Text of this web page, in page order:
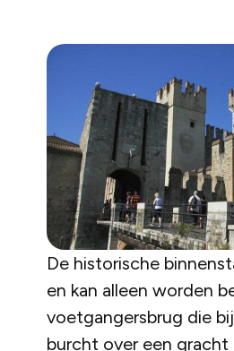
De historische
en kan alleen worden
voetgangersbrug die
burcht over een gracht